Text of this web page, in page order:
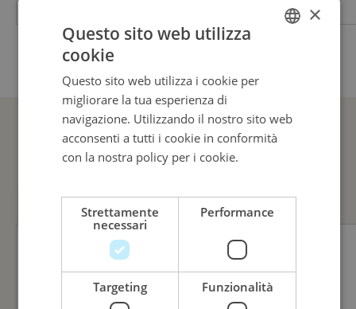
GUARDA ANCHE
ITALIAN
×
Questo sito web utilizza
cookie
Questo sito web utilizza i cookie per
migliorare la tua esperienza di
navigazione. Utilizzando il nostro sito web
acconsenti a tutti i cookie in conformità
con la nostra policy per i cookie.
Strettamente
necessari
Performance
Targeting Funzionalità